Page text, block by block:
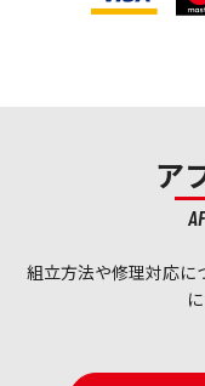
ア
組立方法や修理対応に